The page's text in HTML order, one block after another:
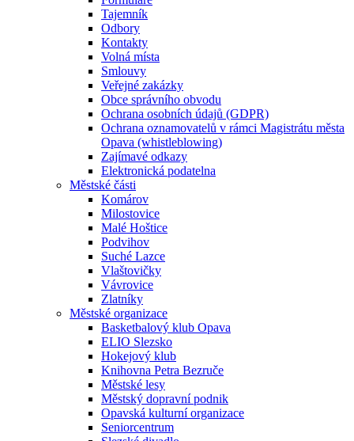
Tajemník
Odbory
Kontakty
Volná místa
Smlouvy
Veřejné zakázky
Obce správního obvodu
Ochrana osobních údajů (GDPR)
Ochrana oznamovatelů v rámci Magistrátu města
Opava (whistleblowing)
Zajímavé odkazy
Elektronická podatelna
Městské části
Komárov
Milostovice
Malé Hoštice
Podvihov
Suché Lazce
Vlaštovičky
Vávrovice
Zlatníky
Městské organizace
Basketbalový klub Opava
ELIO Slezsko
Hokejový klub
Knihovna Petra Bezruče
Městské lesy
Městský dopravní podnik
Opavská kulturní organizace
Seniorcentrum